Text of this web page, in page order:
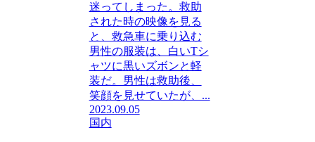
迷ってしまった。救助
された時の映像を見る
と、救急車に乗り込む
男性の服装は、白いTシ
ャツに黒いズボンと軽
装だ。男性は救助後、
笑顔を見せていたが、...
2023.09.05
国内